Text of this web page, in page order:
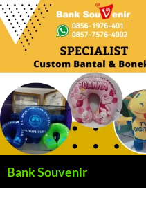
Langsung
ke
Bank Souvenir